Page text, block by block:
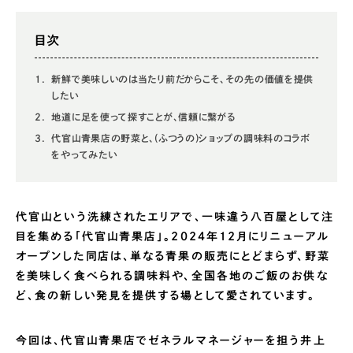
目次
新鮮で美味しいのは当たり前だからこそ、その先の価値を提供
したい
地道に足を使って探すことが、信頼に繋がる
代官山青果店の野菜と、(ふつうの)ショップの調味料のコラボ
をやってみたい
代官山という洗練されたエリアで、一味違う八百屋として注
目を集める「代官山青果店」。2024年12月にリニューアル
オープンした同店は、単なる青果の販売にとどまらず、野菜
を美味しく食べられる調味料や、全国各地のご飯のお供な
ど、食の新しい発見を提供する場として愛されています。
今回は、代官山青果店でゼネラルマネージャーを担う井上